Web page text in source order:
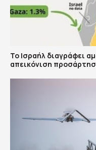
Το Ισραήλ διαγράφει
απεικόνιση